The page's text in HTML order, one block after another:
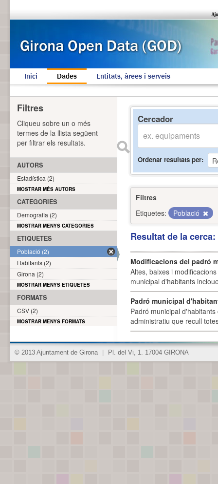
Inici Dades Entitats, àrees i serveis
Cercador
Ordenar resultats per
Filtres
Etiquetes:
Població
Resultat de la
Modificacions del padró
Altes, baixes i
municipal d'habitants
Padró municipal
Padró municipal
administratiu que recull
Filtres
Cliqueu sobre un o més
termes de la llista següent
per filtrar els resultats.
AUTORS
Estadística (2)
MOSTRAR MÉS AUTORS
CATEGORIES
Demografia (2)
MOSTRAR MENYS CATEGORIES
ETIQUETES
Població (2)
Habitants (2)
Girona (2)
MOSTRAR MENYS ETIQUETES
FORMATS
CSV (2)
MOSTRAR MENYS FORMATS
© 2013 Ajuntament de Girona Pl. del Vi, 1. 17004 GIRONA